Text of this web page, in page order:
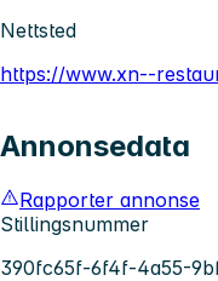
Nettsted
https://www.xn--
Annonsedata
Rapporter annonse
Stillingsnummer
390fc65f-6f4f-4a55-